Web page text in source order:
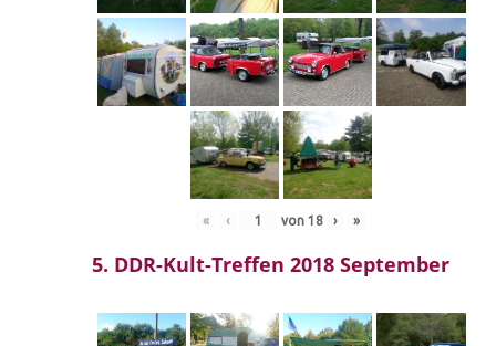
« ‹ von 18 › »
5. DDR-Kult-Treffen 2018 September